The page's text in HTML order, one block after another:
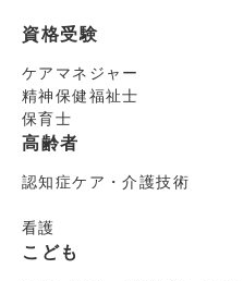
資格受験
ケアマネジャー
精神保健福祉士
保育士
高齢者
認知症ケア・介護技術
看護
こども